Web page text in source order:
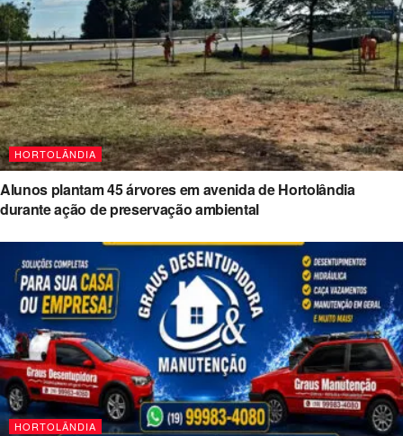
HORTOLÂNDIA
Alunos plantam 45 árvores em avenida de Hortolândia
durante ação de preservação ambiental
HORTOLÂNDIA